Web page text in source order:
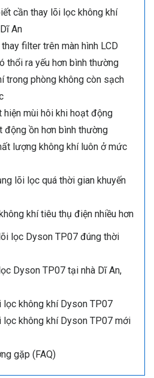
cần thay lõi lọc không khí
An
filter trên màn hình LCD
thổi ra yếu hơn bình thường
trong phòng không còn sạch
hiện mùi hôi khi hoạt động
động ồn hơn bình thường
lượng không khí luôn ở mức
lõi lọc quá thời gian khuyến
khí tiêu thụ điện nhiều hơn
lọc Dyson TP07 đúng thời
Dyson TP07 tại nhà Dĩ An,
lọc không khí Dyson TP07
lọc không khí Dyson TP07 mới
gặp (FAQ)